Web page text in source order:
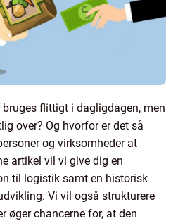
bruges flittigt i dagligdagen, men
over? Og hvorfor er det så
og virksomheder at
artikel vil vi give dig en
til logistik samt en historisk
Vi vil også strukturere
øger chancerne for, at den